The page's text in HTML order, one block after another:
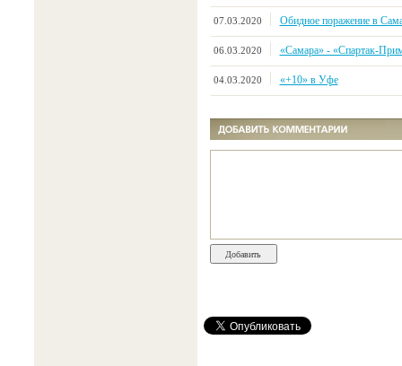
07.03.2020 Обидное поражение в
06.03.2020 «Самара» - «Спартак-
04.03.2020 «+10» в Уфе